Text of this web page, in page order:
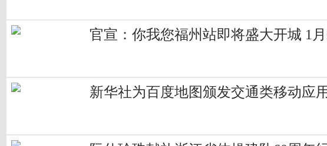
官宣：你我您福州站即将盛大开城 1
新华社为百度地图颁发交通类移动应